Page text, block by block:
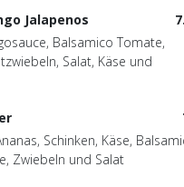
Jalapenos
Balsamico Tomate,
Salat, Käse und
Schinken, Käse,
Zwiebeln und Salat